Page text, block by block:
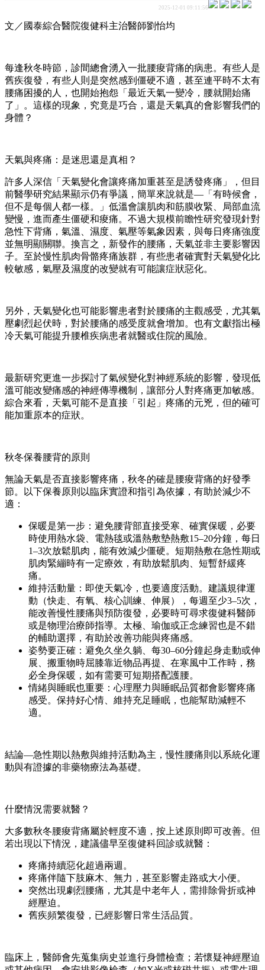
2025-12-01 09:11:56
文／國泰綜合醫院復健科主治醫師劉怡均
每逢秋冬時節，診間總會湧入一批腰痠背痛的病患。有些人是
舊疾復發，有些人則是突然感到僵硬不適，甚至連平時不太有
腰痛困擾的人，也開始抱怨「最近天氣一變冷，腰就開始痛
了」。這樣的現象，究竟是巧合，還是天氣真的會影響我們的
身體？
天氣與疼痛：是迷思還是真相？
許多人深信「天氣變化會讓疼痛加重甚至是誘發疼痛」，但目
前醫學研究結果顯示仍有爭議，簡單來說就是—「有時候會，
但不是每個人都一樣。」低溫會讓肌肉和筋膜收緊、局部血流
變慢，進而產生僵硬和痠痛。不過大規模前瞻性研究發現針對
急性下背痛，氣溫、濕度、氣壓等氣象因素，與每日疼痛強度
並無明顯關聯。換言之，新發作的腰痛，天氣並非主要影響因
子。至於慢性肌肉骨骼疼痛族群，有些患者確實對天氣變化比
較敏感，氣壓及濕度的改變就有可能讓症狀惡化。
另外，天氣變化也可能影響患者對於腰痛的主觀感受，尤其氣
壓劇烈起伏時，對於腰痛的感受度就會增加。也有文獻指出極
冷天氣可能提升腰椎疾病患者就醫或住院的風險。
最新研究更進一步探討了氣候變化對神經系統的影響，發現低
溫可能改變痛感的神經傳導機制，讓部分人對疼痛更加敏感。
綜合來看，天氣可能不是直接「引起」疼痛的元兇，但的確可
能加重原本的症狀。
秋冬保養腰背的原則
無論天氣是否直接影響疼痛，秋冬的確是腰痠背痛的好發季
節。以下保養原則以臨床實證和指引為依據，有助於減少不
適：
保暖是第一步：避免腰背部直接受寒、確實保暖，必要
時使用熱水袋、電熱毯或溫熱敷墊熱敷15–20分鐘，每日
1–3次放鬆肌肉，能有效減少僵硬。短期熱敷在急性期或
肌肉緊繃時有一定療效，有助放鬆肌肉、短暫舒緩疼
痛。
維持活動量：即使天氣冷，也要適度活動。建議規律運
動（快走、有氧、核心訓練、伸展），每週至少3–5次，
能改善慢性腰痛與預防復發，必要時可尋求復健科醫師
或是物理治療師指導。太極、瑜伽或正念練習也是不錯
的輔助選擇，有助於改善功能與疼痛感。
姿勢要正確：避免久坐久躺、每30–60分鐘起身走動或伸
展、搬重物時屈膝靠近物品再提、在寒風中工作時，務
必全身保暖，如有需要可短期搭配護腰。
情緒與睡眠也重要：心理壓力與睡眠品質都會影響疼痛
感受。保持好心情、維持充足睡眠，也能幫助減輕不
適。
結論—急性期以熱敷與維持活動為主，慢性腰痛則以系統化運
動與有證據的非藥物療法為基礎。
什麼情況需要就醫？
大多數秋冬腰痠背痛屬於輕度不適，按上述原則即可改善。但
若出現以下情況，建議儘早至復健科回診或就醫：
疼痛持續惡化超過兩週。
疼痛伴隨下肢麻木、無力，甚至影響走路或大小便。
突然出現劇烈腰痛，尤其是中老年人，需排除骨折或神
經壓迫。
舊疾頻繁復發，已經影響日常生活品質。
臨床上，醫師會先蒐集病史並進行身體檢查；若懷疑神經壓迫